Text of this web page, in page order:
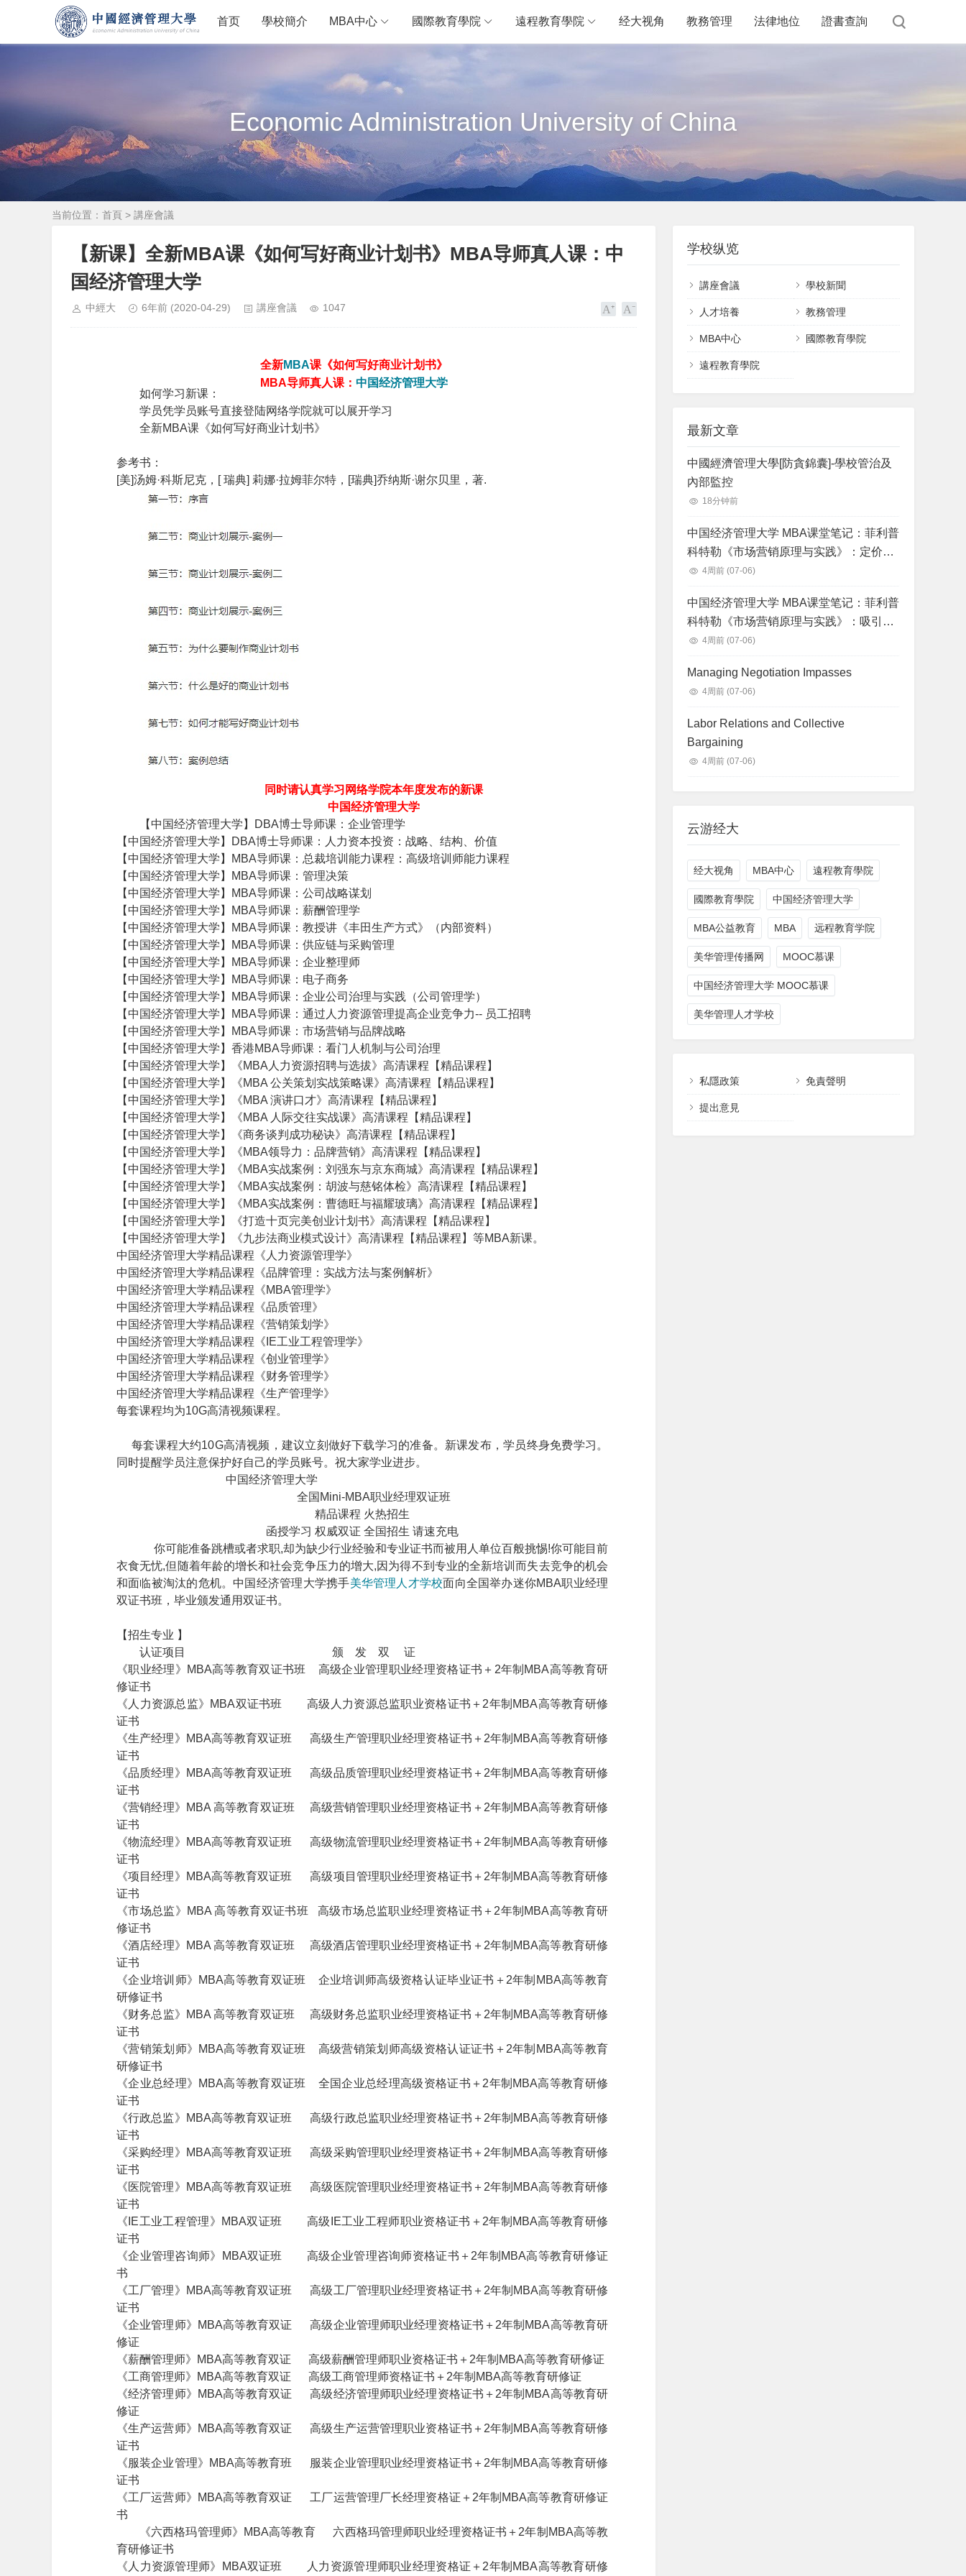
首页 學校簡介 MBA中心 國際教育學院 遠程教育學院 经大视角 教務管理 法律地位 證書查詢
Economic Administration University of China
当前位置： 首頁 > 講座會議
【新课】全新MBA课《如何写好商业计划书》MBA导师真人课：中
国经济管理大学
中經大 6年前 (2020-04-29) 講座會議 1047
全新MBA课《如何写好商业计划书》
MBA导师真人课： 中国经济管理大学
如何学习新课：
学员凭学员账号直接登陆网络学院就可以展开学习
全新MBA课《如何写好商业计划书》
参考书：
[美]汤姆·科斯尼克，[ 瑞典] 莉娜·拉姆菲尔特，[瑞典]乔纳斯·谢尔贝里，著.
同时请认真学习网络学院本年度发布的新课
中国经济管理大学
【中国经济管理大学】DBA博士导师课：企业管理学
【中国经济管理大学】DBA博士导师课：人力资本投资：战略、结构、价值
【中国经济管理大学】MBA导师课：总裁培训能力课程：高级培训师能力课程
【中国经济管理大学】MBA导师课：管理决策
【中国经济管理大学】MBA导师课：公司战略谋划
【中国经济管理大学】MBA导师课：薪酬管理学
【中国经济管理大学】MBA导师课：教授讲《丰田生产方式》（内部资料）
【中国经济管理大学】MBA导师课：供应链与采购管理
【中国经济管理大学】MBA导师课：企业整理师
【中国经济管理大学】MBA导师课：电子商务
【中国经济管理大学】MBA导师课：企业公司治理与实践（公司管理学）
【中国经济管理大学】MBA导师课：通过人力资源管理提高企业竞争力-- 员工招聘
【中国经济管理大学】MBA导师课：市场营销与品牌战略
【中国经济管理大学】香港MBA导师课：看门人机制与公司治理
【中国经济管理大学】《MBA人力资源招聘与选拔》高清课程【精品课程】
【中国经济管理大学】《MBA 公关策划实战策略课》高清课程【精品课程】
【中国经济管理大学】《MBA 演讲口才》高清课程【精品课程】
【中国经济管理大学】《MBA 人际交往实战课》高清课程【精品课程】
【中国经济管理大学】《商务谈判成功秘诀》高清课程【精品课程】
【中国经济管理大学】《MBA领导力：品牌营销》高清课程【精品课程】
【中国经济管理大学】《MBA实战案例：刘强东与京东商城》高清课程【精品课程】
【中国经济管理大学】《MBA实战案例：胡波与慈铭体检》高清课程【精品课程】
【中国经济管理大学】《MBA实战案例：曹德旺与福耀玻璃》高清课程【精品课程】
【中国经济管理大学】《打造十页完美创业计划书》高清课程【精品课程】
【中国经济管理大学】《九步法商业模式设计》高清课程【精品课程】等MBA新课。
中国经济管理大学精品课程《人力资源管理学》
中国经济管理大学精品课程《品牌管理：实战方法与案例解析》
中国经济管理大学精品课程《MBA管理学》
中国经济管理大学精品课程《品质管理》
中国经济管理大学精品课程《营销策划学》
中国经济管理大学精品课程《IE工业工程管理学》
中国经济管理大学精品课程《创业管理学》
中国经济管理大学精品课程《财务管理学》
中国经济管理大学精品课程《生产管理学》
每套课程均为10G高清视频课程。
每套课程大约10G高清视频，建议立刻做好下载学习的准备。新课发布，学员终身免费学习。
同时提醒学员注意保护好自己的学员账号。祝大家学业进步。
中国经济管理大学
全国Mini-MBA职业经理双证班
精品课程 火热招生
函授学习 权威双证 全国招生 请速充电
你可能准备跳槽或者求职,却为缺少行业经验和专业证书而被用人单位百般挑惕!你可能目前
衣食无忧,但随着年龄的增长和社会竞争压力的增大,因为得不到专业的全新培训而失去竞争的机会
和面临被淘汰的危机。中国经济管理大学携手美华管理人才学校面向全国举办迷你MBA职业经理
双证书班，毕业颁发通用双证书。
【招生专业 】
认证项目 颁 发 双 证
《职业经理》MBA高等教育双证书班 高级企业管理职业经理资格证书＋2年制MBA高等教育研
修证书
《人力资源总监》MBA双证书班 高级人力资源总监职业资格证书＋2年制MBA高等教育研修
证书
《生产经理》MBA高等教育双证班 高级生产管理职业经理资格证书＋2年制MBA高等教育研修
证书
《品质经理》MBA高等教育双证班 高级品质管理职业经理资格证书＋2年制MBA高等教育研修
证书
《营销经理》MBA 高等教育双证班 高级营销管理职业经理资格证书＋2年制MBA高等教育研修
证书
《物流经理》MBA高等教育双证班 高级物流管理职业经理资格证书＋2年制MBA高等教育研修
证书
《项目经理》MBA高等教育双证班 高级项目管理职业经理资格证书＋2年制MBA高等教育研修
证书
《市场总监》MBA 高等教育双证书班 高级市场总监职业经理资格证书＋2年制MBA高等教育研
修证书
《酒店经理》MBA 高等教育双证班 高级酒店管理职业经理资格证书＋2年制MBA高等教育研修
证书
《企业培训师》MBA高等教育双证班 企业培训师高级资格认证毕业证书＋2年制MBA高等教育
研修证书
《财务总监》MBA 高等教育双证班 高级财务总监职业经理资格证书＋2年制MBA高等教育研修
证书
《营销策划师》MBA高等教育双证班 高级营销策划师高级资格认证证书＋2年制MBA高等教育
研修证书
《企业总经理》MBA高等教育双证班 全国企业总经理高级资格证书＋2年制MBA高等教育研修
证书
《行政总监》MBA高等教育双证班 高级行政总监职业经理资格证书＋2年制MBA高等教育研修
证书
《采购经理》MBA高等教育双证班 高级采购管理职业经理资格证书＋2年制MBA高等教育研修
证书
《医院管理》MBA高等教育双证班 高级医院管理职业经理资格证书＋2年制MBA高等教育研修
证书
《IE工业工程管理》MBA双证班 高级IE工业工程师职业资格证书＋2年制MBA高等教育研修
证书
《企业管理咨询师》MBA双证班 高级企业管理咨询师资格证书＋2年制MBA高等教育研修证
书
《工厂管理》MBA高等教育双证班 高级工厂管理职业经理资格证书＋2年制MBA高等教育研修
证书
《企业管理师》MBA高等教育双证 高级企业管理师职业经理资格证书＋2年制MBA高等教育研
修证
《薪酬管理师》MBA高等教育双证 高级薪酬管理师职业资格证书＋2年制MBA高等教育研修证
《工商管理师》MBA高等教育双证 高级工商管理师资格证书＋2年制MBA高等教育研修证
《经济管理师》MBA高等教育双证 高级经济管理师职业经理资格证书＋2年制MBA高等教育研
修证
《生产运营师》MBA高等教育双证 高级生产运营管理职业资格证书＋2年制MBA高等教育研修
证书
《服装企业管理》MBA高等教育班 服装企业管理职业经理资格证书＋2年制MBA高等教育研修
证书
《工厂运营师》MBA高等教育双证 工厂运营管理厂长经理资格证＋2年制MBA高等教育研修证
书
《六西格玛管理师》MBA高等教育 六西格玛管理师职业经理资格证书＋2年制MBA高等教
育研修证书
《人力资源管理师》MBA双证班 人力资源管理师职业经理资格证＋2年制MBA高等教育研修
学校纵览
講座會議
課件下載
學校新聞
人才培養 教務管理
MBA中心 國際教育學院
遠程教育學院
最新文章
中國經濟管理大學[防貪錦囊]-學校管治及
內部監控
18分钟前
中国经济管理大学 MBA课堂笔记：菲利普
科特勒《市场营销原理与实践》：定价：
理解和获得顾客价值
4周前 (07-06)
中国经济管理大学 MBA课堂笔记：菲利普
科特勒《市场营销原理与实践》：吸引消
费者和沟通顾客价值：整合营销沟通战略
4周前 (07-06)
Managing Negotiation Impasses
4周前 (07-06)
Labor Relations and Collective
Bargaining
4周前 (07-06)
云游经大
经大视角 MBA中心 遠程教育學院
國際教育學院 中国经济管理大学
MBA公益教育 MBA 远程教育学院
美华管理传播网 MOOC慕课
中国经济管理大学 MOOC慕课
美华管理人才学校
私隱政策 免責聲明
提出意見